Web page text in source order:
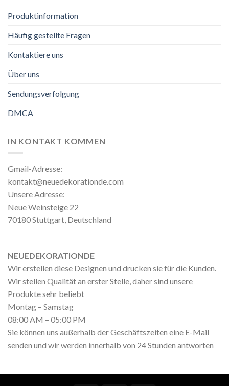
Produktinformation
Häufig gestellte Fragen
Kontaktiere uns
Über uns
Sendungsverfolgung
DMCA
IN KONTAKT KOMMEN
Gmail-Adresse:
kontakt@neuedekorationde.com
Unsere Adresse:
Neue Weinsteige 22
70180 Stuttgart, Deutschland
NEUEDEKORATIONDE
Wir erstellen diese Designen und drucken sie für die Kunden.
Wir stellen Qualität an erster Stelle, daher sind unsere
Produkte sehr beliebt
Montag – Samstag
08:00 AM – 05:00 PM
Sie können uns außerhalb der Geschäftszeiten eine E-Mail
senden und wir werden innerhalb von 24 Stunden antworten